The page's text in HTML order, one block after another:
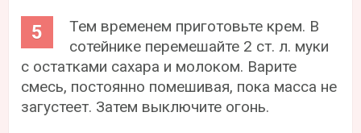
Тем временем приготовьте крем. В
сотейнике перемешайте 2 ст. л. муки
с остатками сахара и молоком. Варите
смесь, постоянно помешивая, пока масса не
загустеет. Затем выключите огонь.